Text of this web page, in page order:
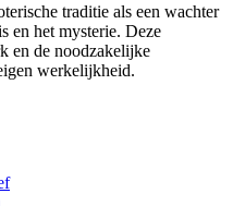
traditie als een wachter
en het mysterie. Deze
en de noodzakelijke
werkelijkheid.